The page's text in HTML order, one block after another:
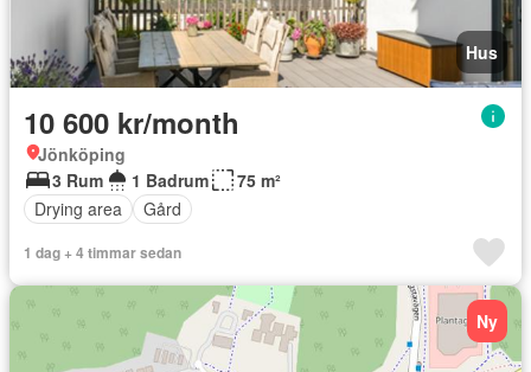
Hus
10 600 kr/month
Jönköping
3 Rum
1 Badrum
75 m²
Drying area
Gård
1 dag + 4 timmar sedan
Ny